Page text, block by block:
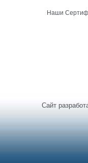
Наши
Сайт